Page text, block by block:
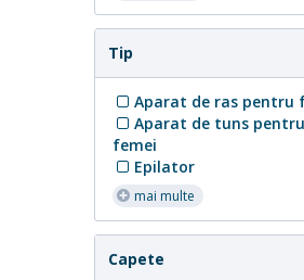
Tip
Aparat de ras pentru
Aparat de tuns pentru
femei
Epilator
mai multe
Capete